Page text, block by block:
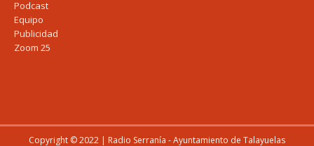
Podcast
Equipo
Publicidad
Zoom 25
Copyright © 2022 | Radio Serranía - Ayuntamiento de Talayuelas